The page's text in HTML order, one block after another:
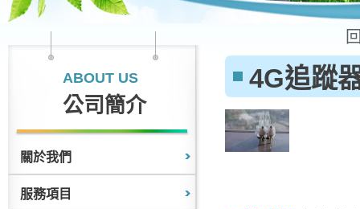
ABOUT US
公司簡介
關於我們
服務項目
4G追蹤